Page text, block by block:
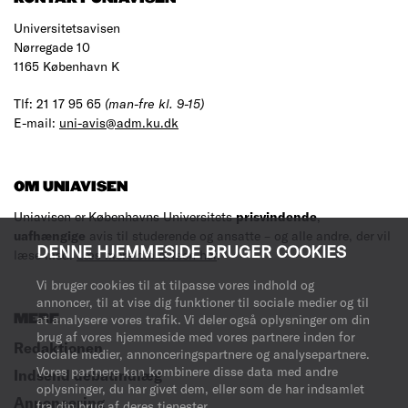
DENNE HJEMMESIDE BRUGER COOKIES
Vi bruger cookies til at tilpasse vores indhold og
annoncer, til at vise dig funktioner til sociale medier og til
at analysere vores trafik. Vi deler også oplysninger om din
brug af vores hjemmeside med vores partnere inden for
sociale medier, annonceringspartnere og analysepartnere.
Vores partnere kan kombinere disse data med andre
oplysninger, du har givet dem, eller som de har indsamlet
Universitetsavisen
Nørregade 10
1165 København K
Tlf: 21 17 95 65 (man-fre kl. 9-15)
E-mail: uni-avis@adm.ku.dk
OM UNIAVISEN
Uniavisen er Københavns Universitetsprisvindende,
uafhængige avis til studerende og ansatte – og alle andre, der vil
læse med.Læs mere om avisen her.
MERE
Redaktionen
Indsend debatindlæg
Annoncering